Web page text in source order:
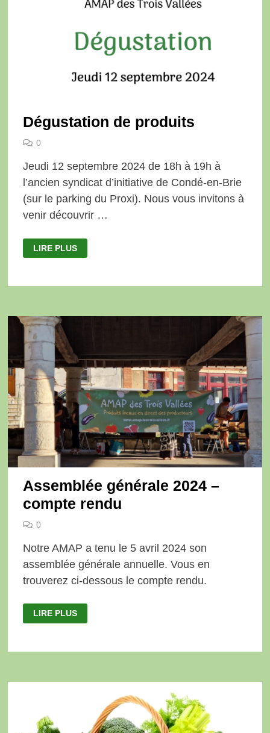
Dégustation de produits
0
Jeudi 12 septembre 2024 de 18h à 19h à
l’ancien syndicat d’initiative de Condé-en-Brie
(sur le parking du Proxi). Nous vous invitons à
venir découvrir …
DÉGUSTATION
DE
PRODUITS
LIRE PLUS
Assemblée générale 2024 –
compte rendu
0
Notre AMAP a tenu le 5 avril 2024 son
assemblée générale annuelle. Vous en
trouverez ci-dessous le compte rendu.
ASSEMBLÉE
GÉNÉRALE
2024
RENDU
LIRE PLUS